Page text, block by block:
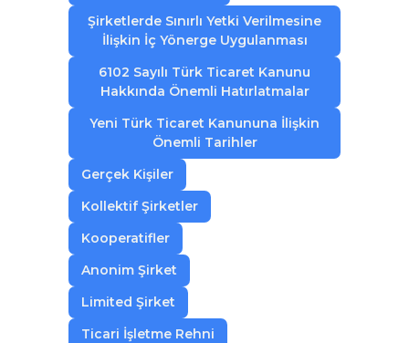
Şirketlerde Sınırlı Yetki Verilmesine
İlişkin İç Yönerge Uygulanması
6102 Sayılı Türk Ticaret Kanunu
Hakkında Önemli Hatırlatmalar
Yeni Türk Ticaret Kanununa İlişkin
Önemli Tarihler
Gerçek Kişiler
Kollektif Şirketler
Kooperatifler
Anonim Şirket
Limited Şirket
Ticari İşletme Rehni